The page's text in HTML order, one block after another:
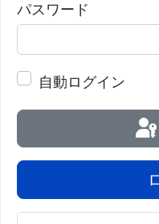
パスワード
自動ログイン